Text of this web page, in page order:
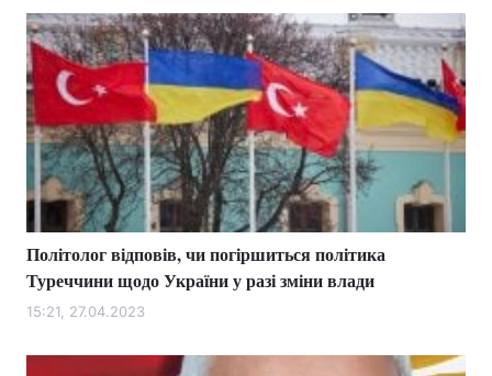
Політолог відповів, чи погіршиться політика
Туреччини щодо України у разі зміни влади
15:21, 27.04.2023